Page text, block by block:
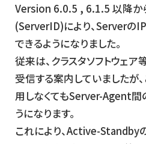
Version 6.0.5 , 6.1.5 以降か
(ServerID)により、Serverの
できるようになりました。
従来は、クラスタソフトウェ
受信する案内していましたが
用しなくてもServer-Agent間
うになります。
これにより、Active-Standby